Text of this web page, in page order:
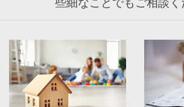
些細なことでもご相談く